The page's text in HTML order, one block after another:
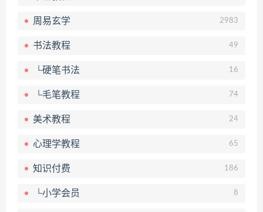
周易玄学 2983
书法教程 49
└硬笔书法 16
└毛笔教程 74
美术教程 24
心理学教程 65
知识付费 186
└小学会员 8